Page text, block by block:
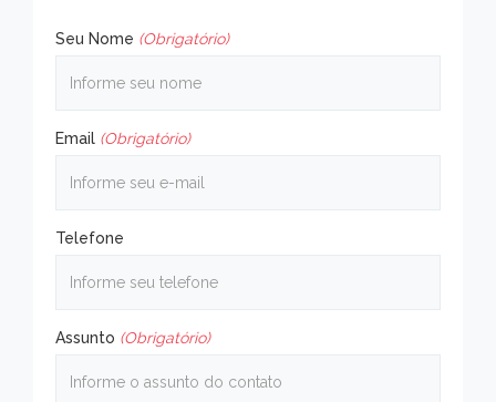
Seu Nome (Obrigatório)
Email (Obrigatório)
Telefone
Assunto (Obrigatório)